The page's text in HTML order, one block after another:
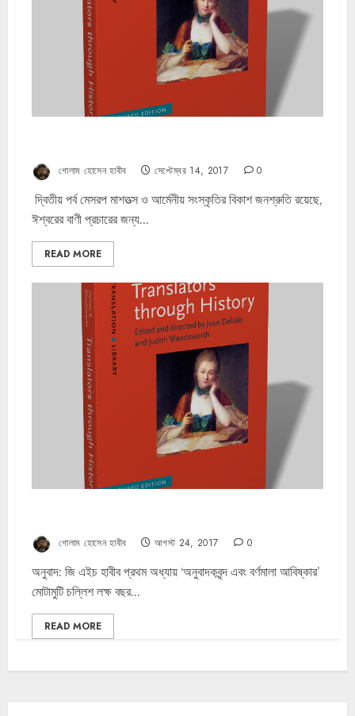
গোলাম হোসেন হাবীব সেপ্টেম্বর 14, 2017 0
দ্বিতীয় পর্ব মেসরপ মাশতত্স ও আর্মেনীয় সংস্কৃতির বিকাশ জনশ্রুতি রয়েছে,
ঈশ্বরের বাণী প্রচারের জন্য...
READ MORE
গোলাম হোসেন হাবীব আগস্ট 24, 2017 0
অনুবাদ: জি এইচ হাবীব প্রথম অধ্যায় ‘অনুবাদকবৃন্দ এবং বর্ণমালা আবিষ্কার’
মোটামুটি চল্লিশ লক্ষ বছর...
READ MORE